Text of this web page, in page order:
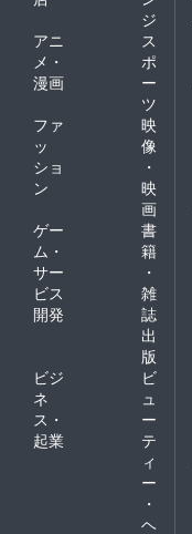
ジ
アニ
メ・
漫画
ス
ポ
ー
ツ
ファ
ッ
ショ
ン
映
像
・
映
画
ゲー
ム・
サー
ビス
開発
書
籍
・
雑
誌
出
版
ビジ
ネ
ス・
起業
ビ
ュ
ー
テ
ィ
ー
・
ヘ